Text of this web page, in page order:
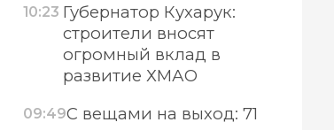
10:23 Губернатор Кухарук:
строители вносят
огромный вклад в
развитие ХМАО
09:49С вещами на выход: 71